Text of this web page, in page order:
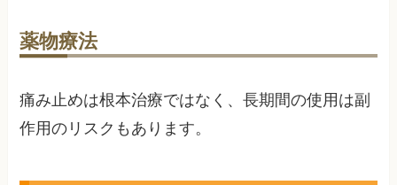
薬物療法
痛み止めは根本治療ではなく、長期間の使用は副
作用のリスクもあります。